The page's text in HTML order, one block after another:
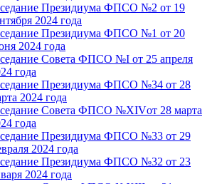
Президиума ФПСО №2 от 19
2024 года
Президиума ФПСО №1 от 20
2024 года
Совета ФПСО №I от 25 апреля
года
Президиума ФПСО №34 от 28
2024 года
Совета ФПСО №XIVот 28 марта
года
Президиума ФПСО №33 от 29
2024 года
Президиума ФПСО №32 от 23
2024 года